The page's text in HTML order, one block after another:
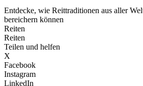
Entdecke, wie Reittraditionen aus aller
bereichern können
Reiten
Reiten
Teilen und helfen
X
Facebook
Instagram
LinkedIn